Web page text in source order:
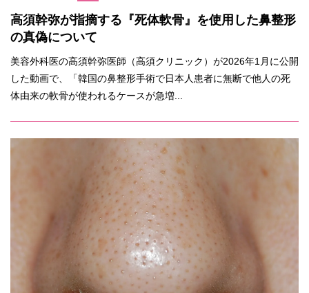
高須幹弥が指摘する『死体軟骨』を使用した鼻整形
の真偽について
美容外科医の高須幹弥医師（高須クリニック）が2026年1月に公開
した動画で、「韓国の鼻整形手術で日本人患者に無断で他人の死
体由来の軟骨が使われるケースが急増...